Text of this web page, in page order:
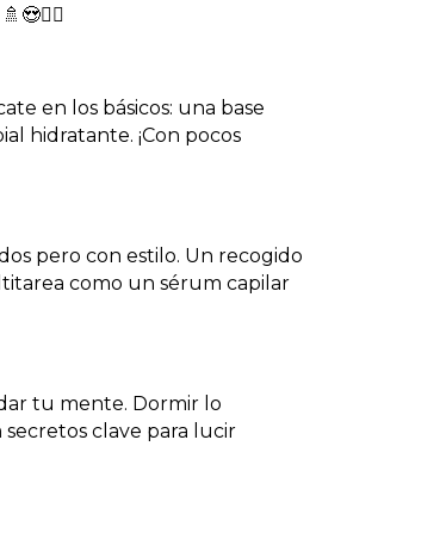
en los básicos: una base
hidratante. ¡Con pocos
pero con estilo. Un recogido
como un sérum capilar
tu mente. Dormir lo
clave para lucir